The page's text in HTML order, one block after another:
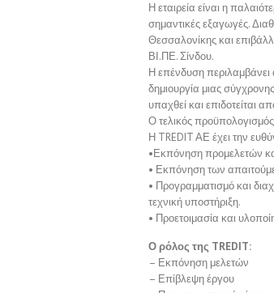
Η εταιρεία είναι η
σημαντικές εξαγωγές.
Θεσσαλονίκης και
ΒΙ.ΠΕ. Σίνδου.
Η επένδυση περιλαμβάνει
δημιουργία μιας
υπαχθεί και επιδοτείται
Ο τελικός
Η TREDIT ΑΕ έχει την
•Εκπόνηση προμελετών
• Εκπόνηση των
• Προγραμματισμό και
τεχνική υποστήριξη.
• Προετοιμασία και
Ο ρόλος της TREDIT:
– Εκπόνηση μελετών
– Επίβλεψη έργου